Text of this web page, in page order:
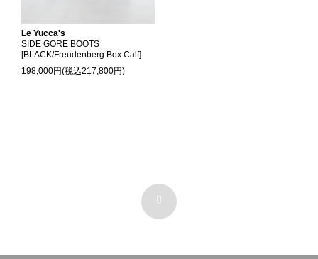
Le Yucca's
SIDE GORE BOOTS
[BLACK/Freudenberg Box Calf]
198,000円(税込217,800円)